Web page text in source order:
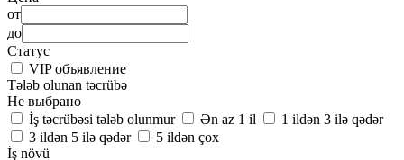
от
до
Статус
VIP объявление
Tələb olunan təcrübə
Не выбрано
İş təcrübəsi tələb olunmur
Ən az 1 il
1 ildən 3 ilə qədər
3 ildən 5 ilə qədər
5 ildən çox
İş növü